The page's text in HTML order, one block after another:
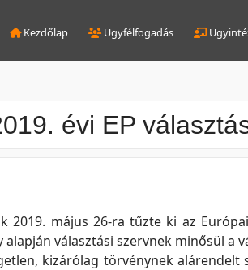
Kezdőlap Ügyfélfogadás
évi EP
2019. május 26-ra tűzte ki az
alapján választási szervnek minősül a
kizárólag törvénynek alárendelt